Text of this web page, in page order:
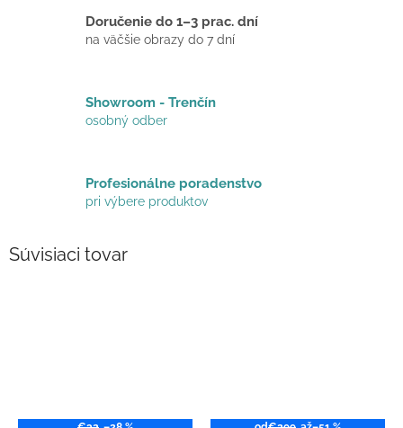
Doručenie do 1–3 prac. dní
na väčšie obrazy do 7 dní
Showroom - Trenčín
osobný odber
Profesionálne poradenstvo
pri výbere produktov
Súvisiaci tovar